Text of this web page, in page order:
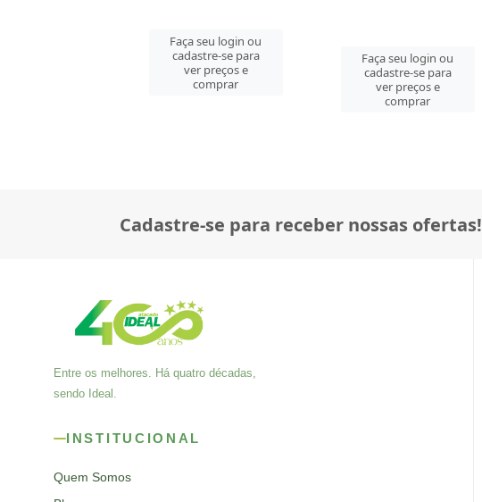
Faça seu login ou
cadastre-se para
ver preços e
Faça seu login ou
cadastre-se para
ver preços e
comprar
Cadastre-se para receber nossas ofertas!
Entre os melhores. Há quatro décadas,
sendo Ideal.
INSTITUCIONAL
Quem Somos